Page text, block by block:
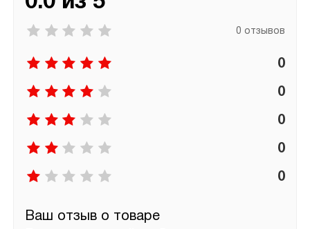
0 отзывов
0
0
0
0
0
Ваш отзыв о товаре